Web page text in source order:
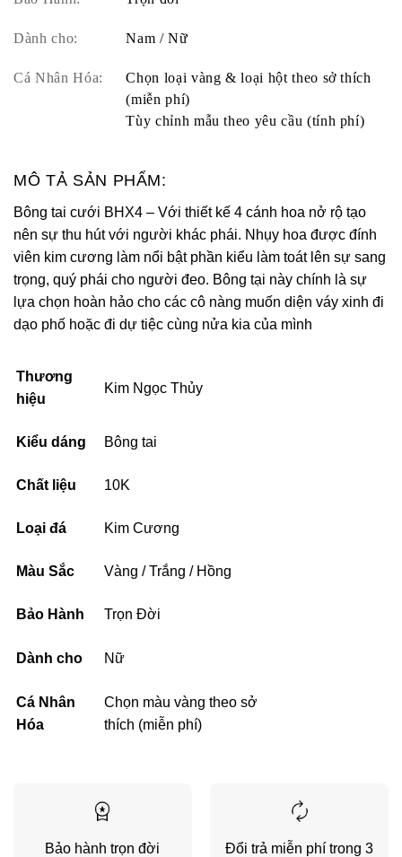
Dành cho: Nam / Nữ
Cá Nhân Hóa:
Chọn loại vàng & loại hột theo sở thích
(miễn phí)
Tùy chỉnh mẫu theo yêu cầu (tính phí)
MÔ TẢ SẢN PHẨM:
Bông tai cưới BHX4 – Với thiết kế 4 cánh hoa nở rộ tạo
nên sự thu hút với người khác phái. Nhụy hoa được đính
viên kim cương làm nổi bật phần kiểu làm toát lên sự sang
trọng, quý phái cho người đeo. Bông tại này chính là sự
lựa chọn hoàn hảo cho các cô nàng muốn diện váy xinh đi
dạo phố hoặc đi dự tiệc cùng nửa kia của mình
Thương
hiệu
Kim Ngọc Thủy
Kiểu dáng Bông tai
Chất liệu 10K
Loại đá Kim Cương
Màu Sắc Vàng / Trắng / Hồng
Bảo Hành Trọn Đời
Dành cho Nữ
Cá Nhân
Hóa
Chọn màu vàng theo sở
thích (miễn phí)
Bảo hành trọn đời
Đổi trả miễn phí trong 3